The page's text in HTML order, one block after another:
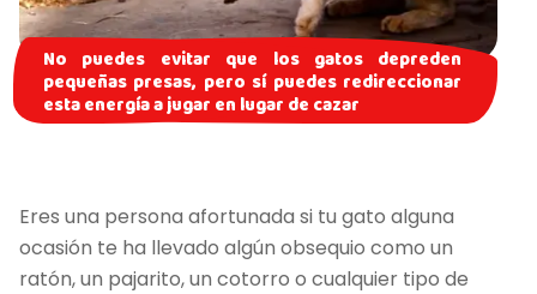
No puedes evitar que los gatos depreden
pequeñas presas, pero sí puedes redireccionar
esta energía a jugar en lugar de cazar
Eres una persona afortunada si tu gato alguna
ocasión te ha llevado algún obsequio como un
ratón, un pajarito, un cotorro o cualquier tipo de